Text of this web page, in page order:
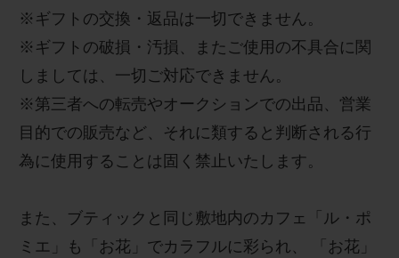
※ ギフトの交換・返品は一切できません。
※ ギフトの破損・汚損、またご使用の不具合に関
しましては、一切ご対応できません。
※ 第三者への転売やオークションでの出品、営業
目的での販売など、それに類すると判断される行
為に使用することは固く禁止いたします。
また、ブティックと同じ敷地内のカフェ「ル・ポ
ミエ 」も「お花」でカラフルに彩られ、
「お花」